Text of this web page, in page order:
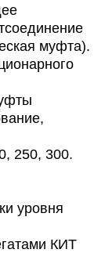
муфта).
250, 300.
уровня
КИТ